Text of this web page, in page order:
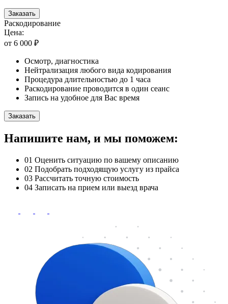
Заказать
Раскодирование
Цена:
от 6 000 ₽
Осмотр, диагностика
Нейтрализация любого вида кодирования
Процедура длительностью до 1 часа
Раскодирование проводится в один сеанс
Запись на удобное для Вас время
Заказать
Напишите нам, и мы поможем:
01 Оценить ситуацию по вашему описанию
02 Подобрать подходящую услугу из прайса
03 Рассчитать точную стоимость
04 Записать на прием или выезд врача